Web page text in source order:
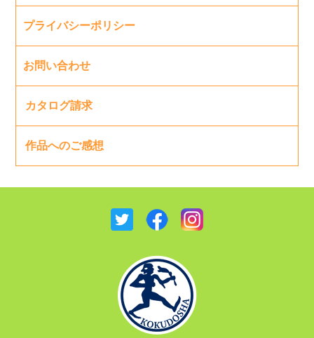
プライバシーポリシー
お問い合わせ
カタログ請求
作品へのご感想